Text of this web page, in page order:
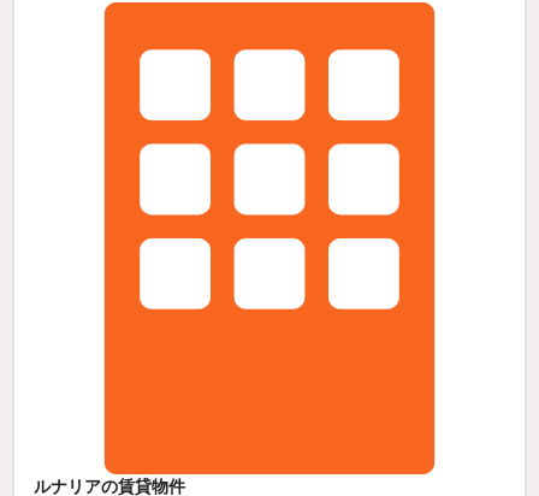
ルナリアの賃貸物件